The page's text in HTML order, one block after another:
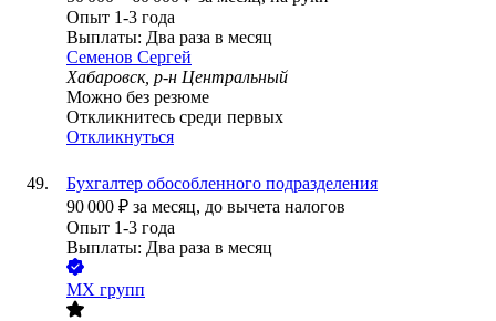
Опыт 1-3 года
Выплаты: Два раза в месяц
Семенов Сергей
Хабаровск, р-н Центральный
Можно без резюме
Откликнитесь среди первых
Откликнуться
Бухгалтер обособленного подразделения
90 000 ₽ за месяц, до вычета налогов
Опыт 1-3 года
Выплаты: Два раза в месяц
МХ групп